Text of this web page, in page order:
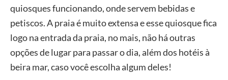
quiosques funcionando, onde servem bebidas e
petiscos. A praia é muito extensa e esse quiosque fica
logo na entrada da praia, no mais, não há outras
opções de lugar para passar o dia, além dos hotéis à
beira mar, caso você escolha algum deles!